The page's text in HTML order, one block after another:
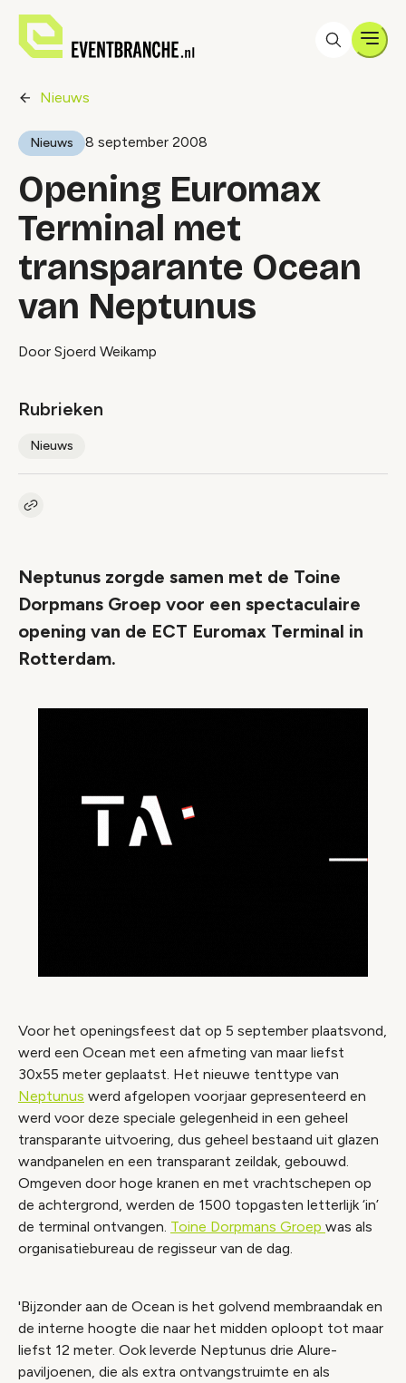
Nieuws
Nieuws 8 september 2008
Opening Euromax
Terminal met
transparante Ocean
van Neptunus
Door Sjoerd Weikamp
Rubrieken
Nieuws
Kopieer link naar artikel
Neptunus zorgde samen met de Toine
Dorpmans Groep voor een spectaculaire
opening van de ECT Euromax Terminal in
Rotterdam.
Voor het openingsfeest dat op 5 september plaatsvond,
werd een Ocean met een afmeting van maar liefst
30x55 meter geplaatst. Het nieuwe tenttype van
Neptunus werd afgelopen voorjaar gepresenteerd en
werd voor deze speciale gelegenheid in een geheel
transparante uitvoering, dus geheel bestaand uit glazen
wandpanelen en een transparant zeildak, gebouwd.
Omgeven door hoge kranen en met vrachtschepen op
de achtergrond, werden de 1500 topgasten letterlijk ‘in’
de terminal ontvangen. Toine Dorpmans Groep was als
organisatiebureau de regisseur van de dag.
'Bijzonder aan de Ocean is het golvend membraandak en
de interne hoogte die naar het midden oploopt tot maar
liefst 12 meter. Ook leverde Neptunus drie Alure-
paviljoenen, die als extra ontvangstruimte en als